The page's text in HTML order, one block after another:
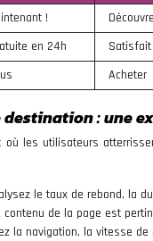
!
en 24h
Acheter
: une
où les utilisateurs
le taux de rebond, la
de la page est
la navigation, la vitesse